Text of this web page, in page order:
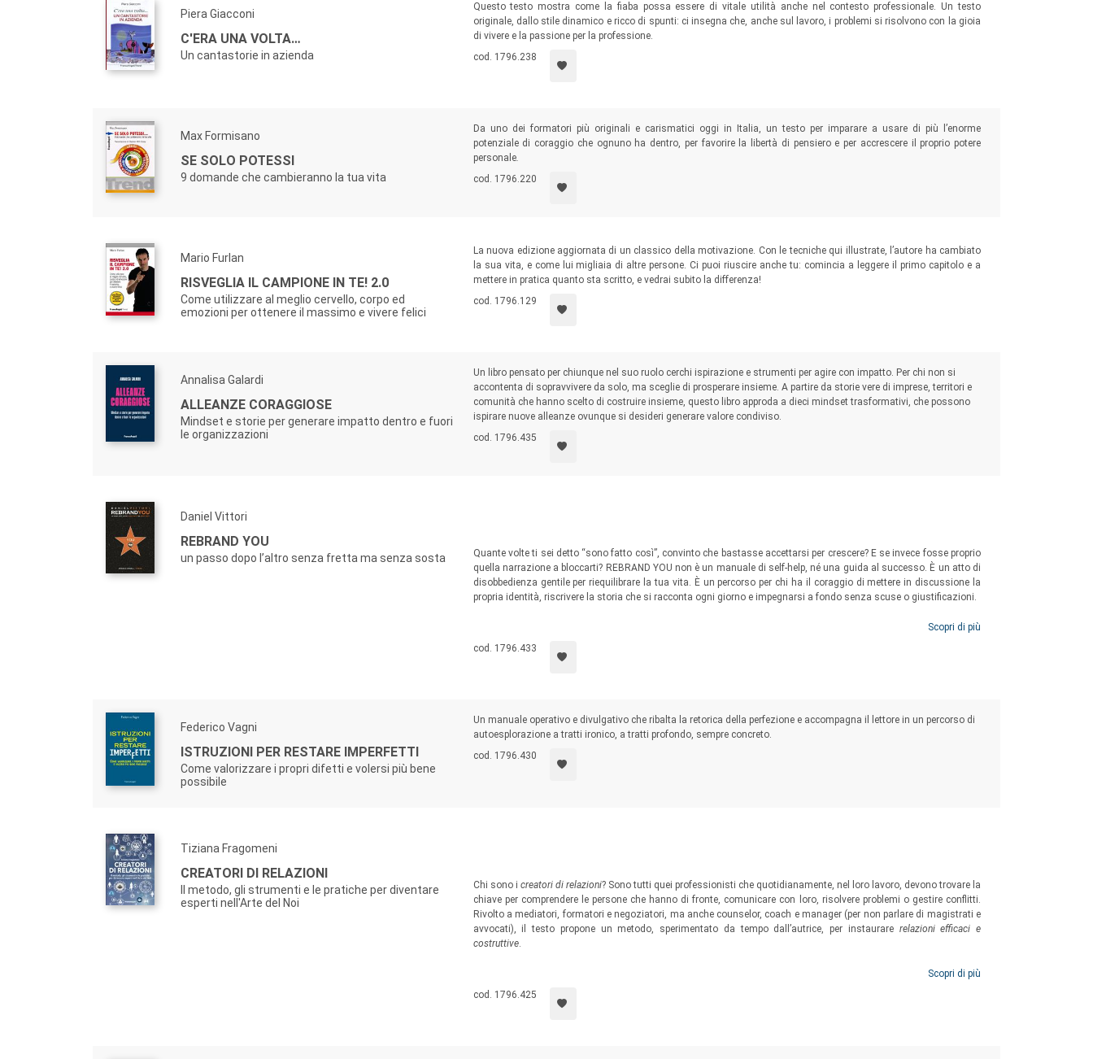
Piera Giacconi
C'ERA UNA VOLTA…
Un cantastorie in azienda
Questo testo mostra come la fiaba possa essere di vitale utilità anche nel contesto professionale. Un testo
originale, dallo stile dinamico e ricco di spunti: ci insegna che, anche sul lavoro, i problemi si risolvono con la gioia
di vivere e la passione per la professione.
cod. 1796.238
Max Formisano
SE SOLO POTESSI
9 domande che cambieranno la tua vita
Da uno dei formatori più originali e carismatici oggi in Italia, un testo per imparare a usare di più l’enorme
potenziale di coraggio che ognuno ha dentro, per favorire la libertà di pensiero e per accrescere il proprio potere
personale.
cod. 1796.220
Mario Furlan
RISVEGLIA IL CAMPIONE IN TE! 2.0
Come utilizzare al meglio cervello, corpo ed
emozioni per ottenere il massimo e vivere felici
La nuova edizione aggiornata di un classico della motivazione. Con le tecniche qui illustrate, l’autore ha cambiato
la sua vita, e come lui migliaia di altre persone. Ci puoi riuscire anche tu: comincia a leggere il primo capitolo e a
mettere in pratica quanto sta scritto, e vedrai subito la differenza!
cod. 1796.129
Annalisa Galardi
ALLEANZE CORAGGIOSE
Mindset e storie per generare impatto dentro e fuori
le organizzazioni
Un libro pensato per chiunque nel suo ruolo cerchi ispirazione e strumenti per agire con impatto. Per chi non si
accontenta di sopravvivere da solo, ma sceglie di prosperare insieme. A partire da storie vere di imprese, territori e
comunità che hanno scelto di costruire insieme, questo libro approda a dieci mindset trasformativi, che possono
ispirare nuove alleanze ovunque si desideri generare valore condiviso.
cod. 1796.435
Daniel Vittori
REBRAND YOU
un passo dopo l’altro senza fretta ma senza sosta
Quante volte ti sei detto “sono fatto così”, convinto che bastasse accettarsi per crescere? E se invece fosse proprio
quella narrazione a bloccarti? REBRAND YOU non è un manuale di self-help, né una guida al successo. È un atto di
disobbedienza gentile per riequilibrare la tua vita. È un percorso per chi ha il coraggio di mettere in discussione la
propria identità, riscrivere la storia che si racconta ogni giorno e impegnarsi a fondo senza scuse o giustificazioni.
Scopri di più
cod. 1796.433
Federico Vagni
ISTRUZIONI PER RESTARE IMPERFETTI
Come valorizzare i propri difetti e volersi più bene
possibile
Un manuale operativo e divulgativo che ribalta la retorica della perfezione e accompagna il lettore in un percorso di
autoesplorazione a tratti ironico, a tratti profondo, sempre concreto.
cod. 1796.430
Tiziana Fragomeni
CREATORI DI RELAZIONI
Il metodo, gli strumenti e le pratiche per diventare
esperti nell'Arte del Noi
Chi sono i creatori di relazioni? Sono tutti quei professionisti che quotidianamente, nel loro lavoro, devono trovare la
chiave per comprendere le persone che hanno di fronte, comunicare con loro, risolvere problemi o gestire conflitti.
Rivolto a mediatori, formatori e negoziatori, ma anche counselor, coach e manager (per non parlare di magistrati e
avvocati), il testo propone un metodo, sperimentato da tempo dall’autrice, per instaurare relazioni efficaci e
costruttive.
Scopri di più
cod. 1796.425